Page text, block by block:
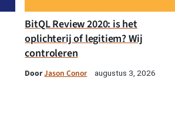
BitQL Review 2020: is het
oplichterij of legitiem? Wij
controleren
DoorJason Conor augustus 3, 2026